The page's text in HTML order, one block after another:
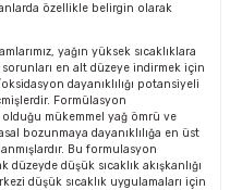
özellikle belirgin olarak
yağın yüksek sıcaklıklara
sorunları en alt düzeye indirmek için
dayanıklılığı potansiyeli
Formülasyon
olduğu mükemmel yağ ömrü ve
bozunmaya dayanıklılığa en üst
Bu formulasyon
düşük sıcaklık akışkanlığı
düşük sıcaklık uygulamaları için